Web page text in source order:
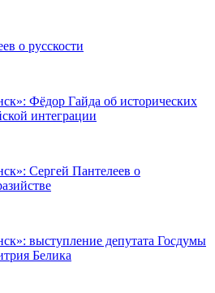
о русскости
Фёдор Гайда об исторических
интеграции
Сергей Пантелеев о
выступление депутата Госдумы
Белика